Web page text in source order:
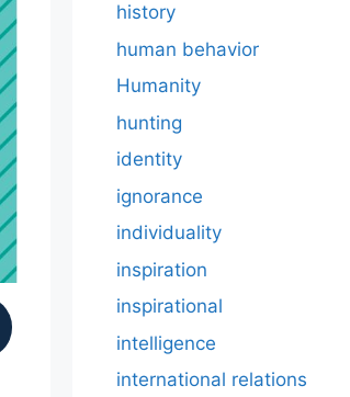
history
human behavior
Humanity
hunting
identity
ignorance
individuality
inspiration
inspirational
intelligence
international relations